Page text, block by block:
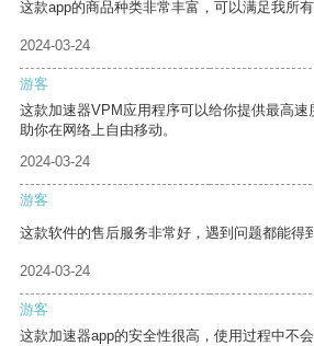
这款app的商品种类非常丰富，可以满足我所有
2024-03-24
游客
这款加速器VPM应用程序可以给你提供最高
助你在网络上自由移动。
2024-03-24
游客
这款软件的售后服务非常好，遇到问题都能得
2024-03-24
游客
这款加速器app的安全性很高，使用过程中不